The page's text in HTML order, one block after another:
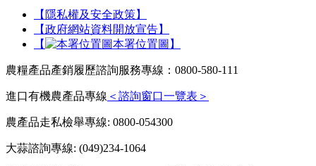
【隱私權及安全政策】
【政府網站資料開放宣告】
【
本署位置圖】
農糧產品產銷履歷諮詢服務專線：0800-580-111
進口有機農產品專線 ＜諮詢窗口一覽表＞
農產品走私檢舉專線: 0800-054300
大蒜諮詢專線: (049)234-1064